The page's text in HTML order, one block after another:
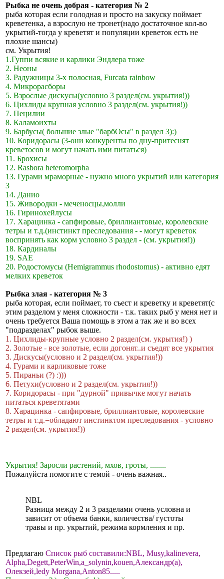
Рыбка не очень добрая - категория № 2
рыба которая если голодная и просто на закуску поймает
кревeтенка, а взрослую не тронет(надо достаточное кол-во
укрытий-тогда у кревeтят и популяции кревeток есть не
плохие шансы)
см. Укрытия!
1.Гуппи всякие и карлики Эндлера тоже
2. Неоны
3. Радужницы 3-х полосная, Furcata rainbow
4. Микрорасборы
5. Взрослые дискусы(условно 3 раздел(см. укрытия!))
6. Цихлиды крупная условно 3 раздел(см. укрытия!))
7. Пецилии
8. Каламоихты
9. Барбусы( большие злые "барбОсы" в раздел 3):)
10. Коридорасы (3-они конкуренты по дну-притеснят
креветосов и могут начать ими питаться)
11. Брохисы
12. Rasbora heteromorpha
13. Гурами мраморные - нужно много укрытий или категория
3
14. Данио
15. Живородки - меченосцы,молли
16. Гиринохейлусы
17. Харацинка - сапфировые, бриллиантовые, королевские
тетры и т.д.(инстинкт преследования - - могут кревeток
воспринять как корм условно 3 раздел - (см. укрытия!))
18. Кардиналы
19. SAE
20. Родостомусы (Hemigrammus rhodostomus) - активно едят
мелких креветок
Рыбка злая - категория № 3
рыба которая, если поймает, то съест и кревeтку и кревeтят(с
этим разделом у меня сложности - т.к. таких рыб у меня нет и
очень требуется Ваша помощь в этом а так же и во всех
"подразделах" рыбок выше.
1. Цихлиды-крупные условно 2 раздел(см. укрытия!) )
2. Золотые - все золотые, если догонят..и съедят все укрытия
3. Дискусы(условно и 2 раздел(см. укрытия!))
4. Гурами и карликовые тоже
5. Пираньи (?) :)))
6. Петухи(условно и 2 раздел(см. укрытия!))
7. Коридорасы - при "дурной" привычке могут начать
питаться кревeтятами
8. Харацинка - сапфировые, бриллиантовые, королевские
тетры и т.д.=обладают инстинктом преследования - условно
2 раздел(см. укрытия!))
Укрытия! Заросли растений, мхов, гроты, ........
Пожалуйста помогите с темой - очень важная..
NBL
Разница между 2 и 3 разделами очень условна и
зависит от объема банки, количества/ густоты
травы и пр. укрытий, режима кормления и пр.
Предлагаю Список рыб составили:NBL, Musy,kalinevera,
Alpha,Degett,PeterWin,a_solynin,kouen,Александр(а),
Олекзей,ledy Morgana,Anton85.....